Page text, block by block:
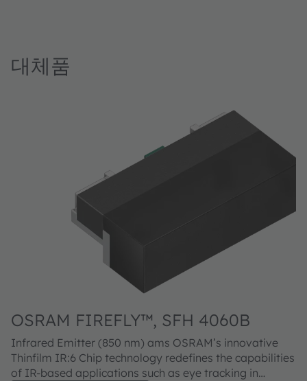
대체품
OSRAM FIREFLY™, SFH 4060B
Infrared Emitter (850 nm) ams OSRAM’s innovative
Thinfilm IR:6 Chip technology redefines the capabilities
of IR-based applications such as eye tracking in